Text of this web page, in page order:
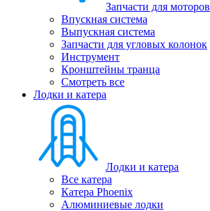
Запчасти для моторов
Впускная система
Выпускная система
Запчасти для угловых колонок
Инструмент
Кронштейны транца
Смотреть все
Лодки и катера
Лодки и катера
Все катера
Катера Phoenix
Алюминиевые лодки